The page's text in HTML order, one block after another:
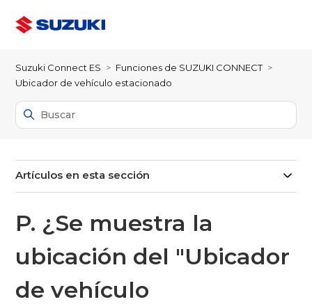
Suzuki Connect ES
Funciones de SUZUKI CONNECT
Ubicador de vehículo estacionado
Artículos en esta sección
P. ¿Se muestra la
ubicación del "Ubicador
de vehículo